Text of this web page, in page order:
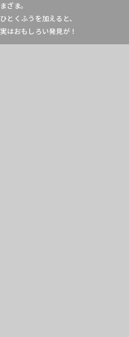
まざま。
ひとくふうを加えると、
実はおもしろい発見が！